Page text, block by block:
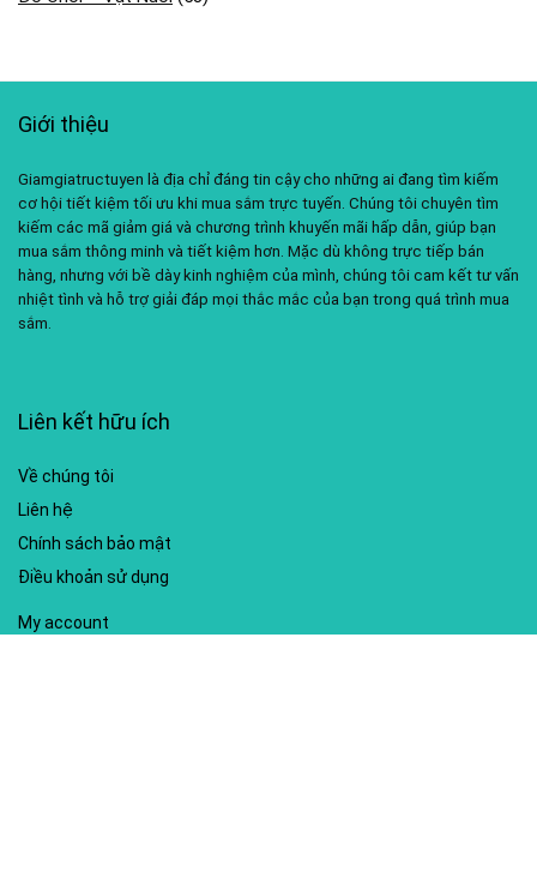
Giới thiệu
Giamgiatructuyen là địa chỉ đáng tin cậy cho những ai đang tìm kiếm
cơ hội tiết kiệm tối ưu khi mua sắm trực tuyến. Chúng tôi chuyên tìm
kiếm các mã giảm giá và chương trình khuyến mãi hấp dẫn, giúp bạn
mua sắm thông minh và tiết kiệm hơn. Mặc dù không trực tiếp bán
hàng, nhưng với bề dày kinh nghiệm của mình, chúng tôi cam kết tư vấn
nhiệt tình và hỗ trợ giải đáp mọi thắc mắc của bạn trong quá trình mua
sắm.
Liên kết hữu ích
Về chúng tôi
Liên hệ
Chính sách bảo mật
Điều khoản sử dụng
My account